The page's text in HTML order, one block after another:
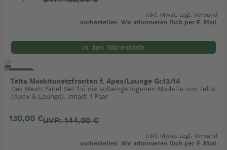
inkl. Mwst. zzgl.Versand
vorbestellen. Wir informieren Dich per E-Mail.
in den Warenkorb
Telta Moskitonetzfronten f. Apex/Lounge Gr.13/14
Das Mesh Panel Set frü die volleingezogenen Modelle von Telta
(Apex & Lounge). Inhalt: 1 Paar
130,00 €UVP: 144,00 €
inkl. Mwst. zzgl.Versand
vorbestellen. Wir informieren Dich per E-Mail.